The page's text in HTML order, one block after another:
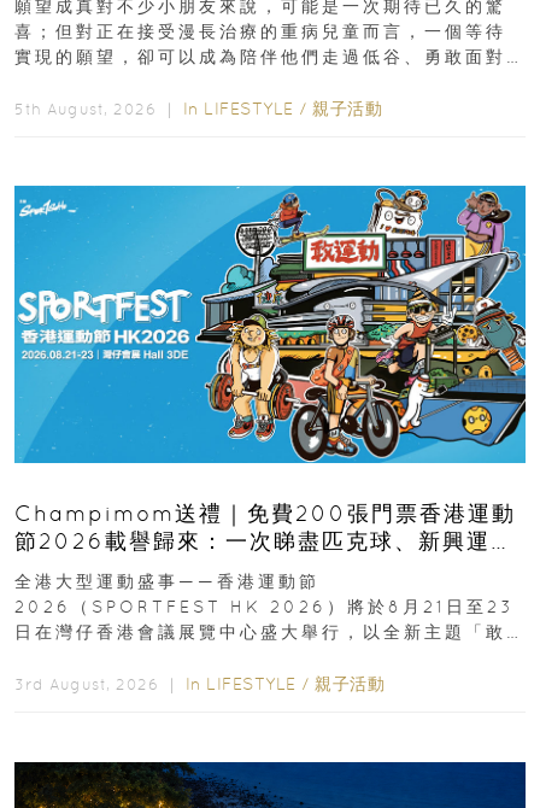
願望成真對不少小朋友來說，可能是一次期待已久的驚
喜；但對正在接受漫長治療的重病兒童而言，一個等待
實現的願望，卻可以成為陪伴他們走過低谷、勇敢面對
5th August, 2026 ｜ In LIFESTYLE / 親子活動
Champimom送禮｜免費200張門票香港運動
節2026載譽歸來：一次睇盡匹克球、新興運
動、街舞比賽＋逾百運動品牌展覽
全港大型運動盛事——香港運動節
2026（SPORTFEST HK 2026）將於8月21日至23
日在灣仔香港會議展覽中心盛大舉行，以全新主題「敢
3rd August, 2026 ｜ In LIFESTYLE / 親子活動